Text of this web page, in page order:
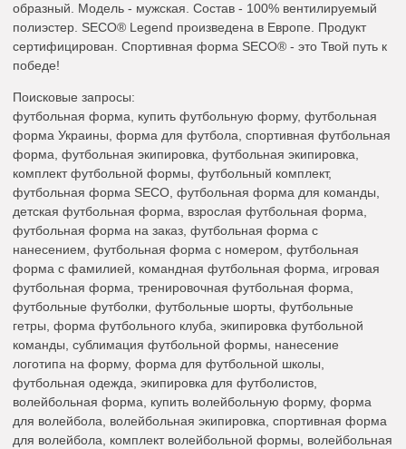
образный. Модель - мужская. Состав - 100% вентилируемый
полиэстер. SECO® Legend произведена в Европе. Продукт
сертифицирован. Спортивная форма SECO® - это Твой путь к
победе!
Поисковые запросы:
футбольная форма, купить футбольную форму, футбольная
форма Украины, форма для футбола, спортивная футбольная
форма, футбольная экипировка, футбольная экипировка,
комплект футбольной формы, футбольный комплект,
футбольная форма SECO, футбольная форма для команды,
детская футбольная форма, взрослая футбольная форма,
футбольная форма на заказ, футбольная форма с
нанесением, футбольная форма с номером, футбольная
форма с фамилией, командная футбольная форма, игровая
футбольная форма, тренировочная футбольная форма,
футбольные футболки, футбольные шорты, футбольные
гетры, форма футбольного клуба, экипировка футбольной
команды, сублимация футбольной формы, нанесение
логотипа на форму, форма для футбольной школы,
футбольная одежда, экипировка для футболистов,
волейбольная форма, купить волейбольную форму, форма
для волейбола, волейбольная экипировка, спортивная форма
для волейбола, комплект волейбольной формы, волейбольная